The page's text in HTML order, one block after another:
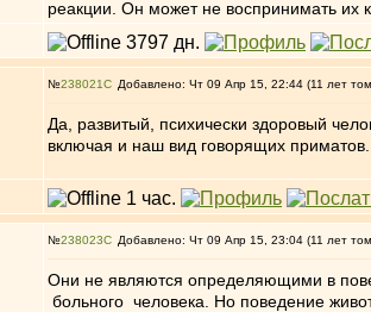
реакции. Он может не воспринимать их
№238021 Добавлено: Чт 09 Апр 15, 22:44 (11 лет
Да, развитый, психически здоровый
включая и наш вид говорящих приматов.
№238023 Добавлено: Чт 09 Апр 15, 23:04 (11 лет
Они не являются определяющими в
больного человека. Но поведение